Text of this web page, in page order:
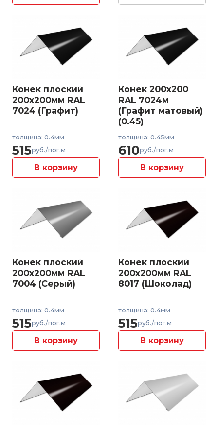
Конек плоский
200x200мм RAL
7024 (Графит)
толщина: 0.4мм
515руб./пог.м
В корзину
Конек 200x200
RAL 7024м
(Графит матовый)
(0.45)
толщина: 0.45мм
610руб./пог.м
В корзину
Конек плоский
200x200мм RAL
7004 (Серый)
толщина: 0.4мм
515руб./пог.м
В корзину
Конек плоский
200x200мм RAL
8017 (Шоколад)
толщина: 0.4мм
515руб./пог.м
В корзину